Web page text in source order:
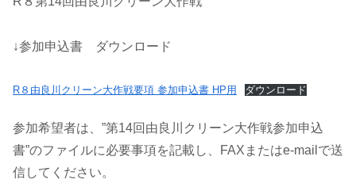
↓参加申込書 ダウンロード
R８由良川クリーン大作戦要項 参加申込書 HP用 ダウンロード
参加希望者は、”第14回由良川クリーン大作戦参加申込
書”のファイルに必要事項を記載し、FAXまたはe-mailで送
信してください。